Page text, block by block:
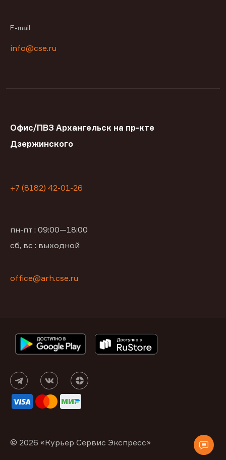
E-mail
info@cse.ru
Офис/ПВЗ Архангельск на пр-кте
Дзержинского
+7 (8182) 42-01-26
пн-пт : 09:00—18:00
сб, вс : выходной
office@arh.cse.ru
© 2026 «Курьер Сервис Экспресс»